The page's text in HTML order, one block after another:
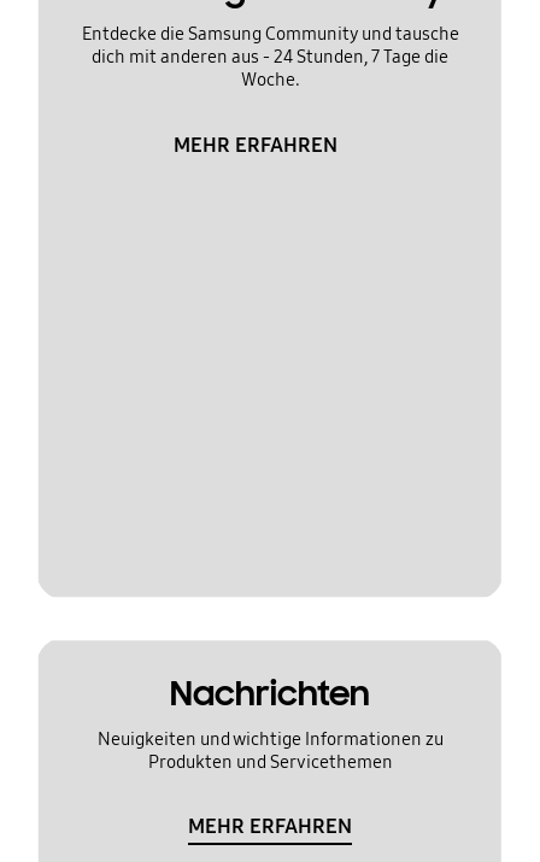
Entdecke die Samsung Community und tausche
dich mit anderen aus - 24 Stunden, 7 Tage die
Woche.
MEHR ERFAHREN
Nachrichten
Neuigkeiten und wichtige Informationen zu
Produkten und Servicethemen
MEHR ERFAHREN